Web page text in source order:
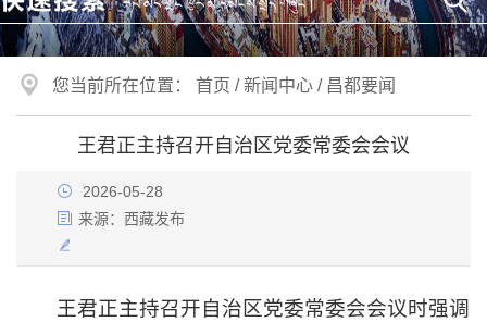
您当前所在位置： 首页 /新闻中心 / 昌都要闻
王君正主持召开自治区党委常委会会议
2026-05-28
来源： 西藏发布
王君正主持召开自治区党委常委会会议时强调